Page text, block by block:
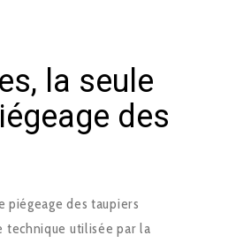
la seule
des
des taupiers
technique utilisée par la